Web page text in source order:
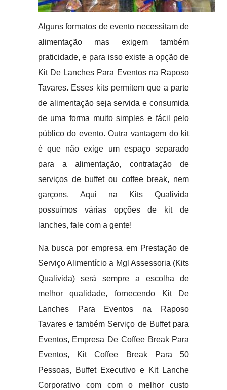
Alguns formatos de evento necessitam de
alimentação mas exigem também
praticidade, e para isso existe a opção de
Kit De Lanches Para Eventos na Raposo
Tavares. Esses kits permitem que a parte
de alimentação seja servida e consumida
de uma forma muito simples e fácil pelo
público do evento. Outra vantagem do kit
é que não exige um espaço separado
para a alimentação, contratação de
serviços de buffet ou coffee break, nem
garçons. Aqui na Kits Qualivida
possuímos várias opções de kit de
lanches, fale com a gente!
Na busca por empresa em Prestação de
Serviço Alimentício a Mgl Assessoria (Kits
Qualivida) será sempre a escolha de
melhor qualidade, fornecendo Kit De
Lanches Para Eventos na Raposo
Tavares e também Serviço de Buffet para
Eventos, Empresa De Coffee Break Para
Eventos, Kit Coffee Break Para 50
Pessoas, Buffet Executivo e Kit Lanche
Corporativo com com o melhor custo